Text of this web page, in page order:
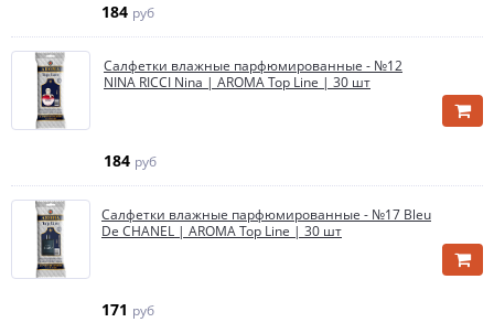
184 руб
Салфетки влажные парфюмированные - №12
NINA RICCI Nina | AROMA Top Line | 30 шт
184 руб
Салфетки влажные парфюмированные - №17 Bleu
De CHANEL | AROMA Top Line | 30 шт
171 руб